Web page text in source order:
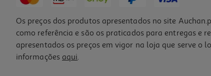
Os preços dos produtos apresentados no site
como referência e são os praticados para entregas e
apresentados os preços em vigor na loja que serve
informações aqui.